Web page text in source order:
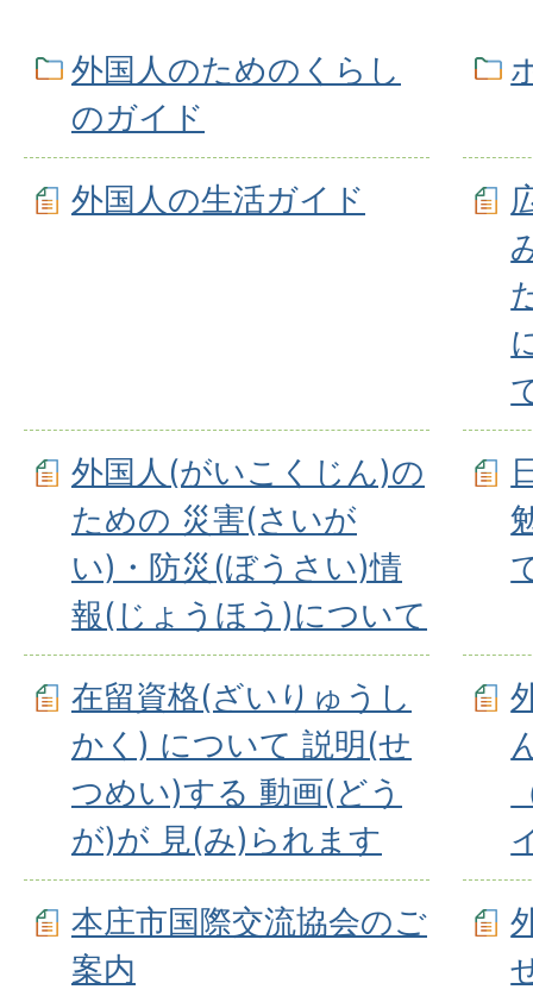
外国人のためのくらし
のガイド
外国人の生活ガイド
外国人(がいこくじん)の
ための 災害(さいが
い)・防災(ぼうさい)情
報(じょうほう)について
在留資格(ざいりゅうし
かく) について 説明(せ
つめい)する 動画(どう
が)が 見(み)られます
本庄市国際交流協会のご
案内